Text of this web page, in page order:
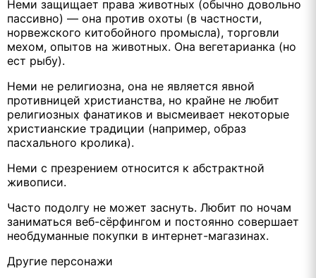
Неми защищает права животных (обычно довольно
пассивно) — она против охоты (в частности,
норвежского китобойного промысла), торговли
мехом, опытов на животных. Она вегетарианка (но
ест рыбу).
Неми не религиозна, она не является явной
противницей христианства, но крайне не любит
религиозных фанатиков и высмеивает некоторые
христианские традиции (например, образ
пасхального кролика).
Неми с презрением относится к абстрактной
живописи.
Часто подолгу не может заснуть. Любит по ночам
заниматься веб-сёрфингом и постоянно совершает
необдуманные покупки в интернет-магазинах.
Другие персонажи